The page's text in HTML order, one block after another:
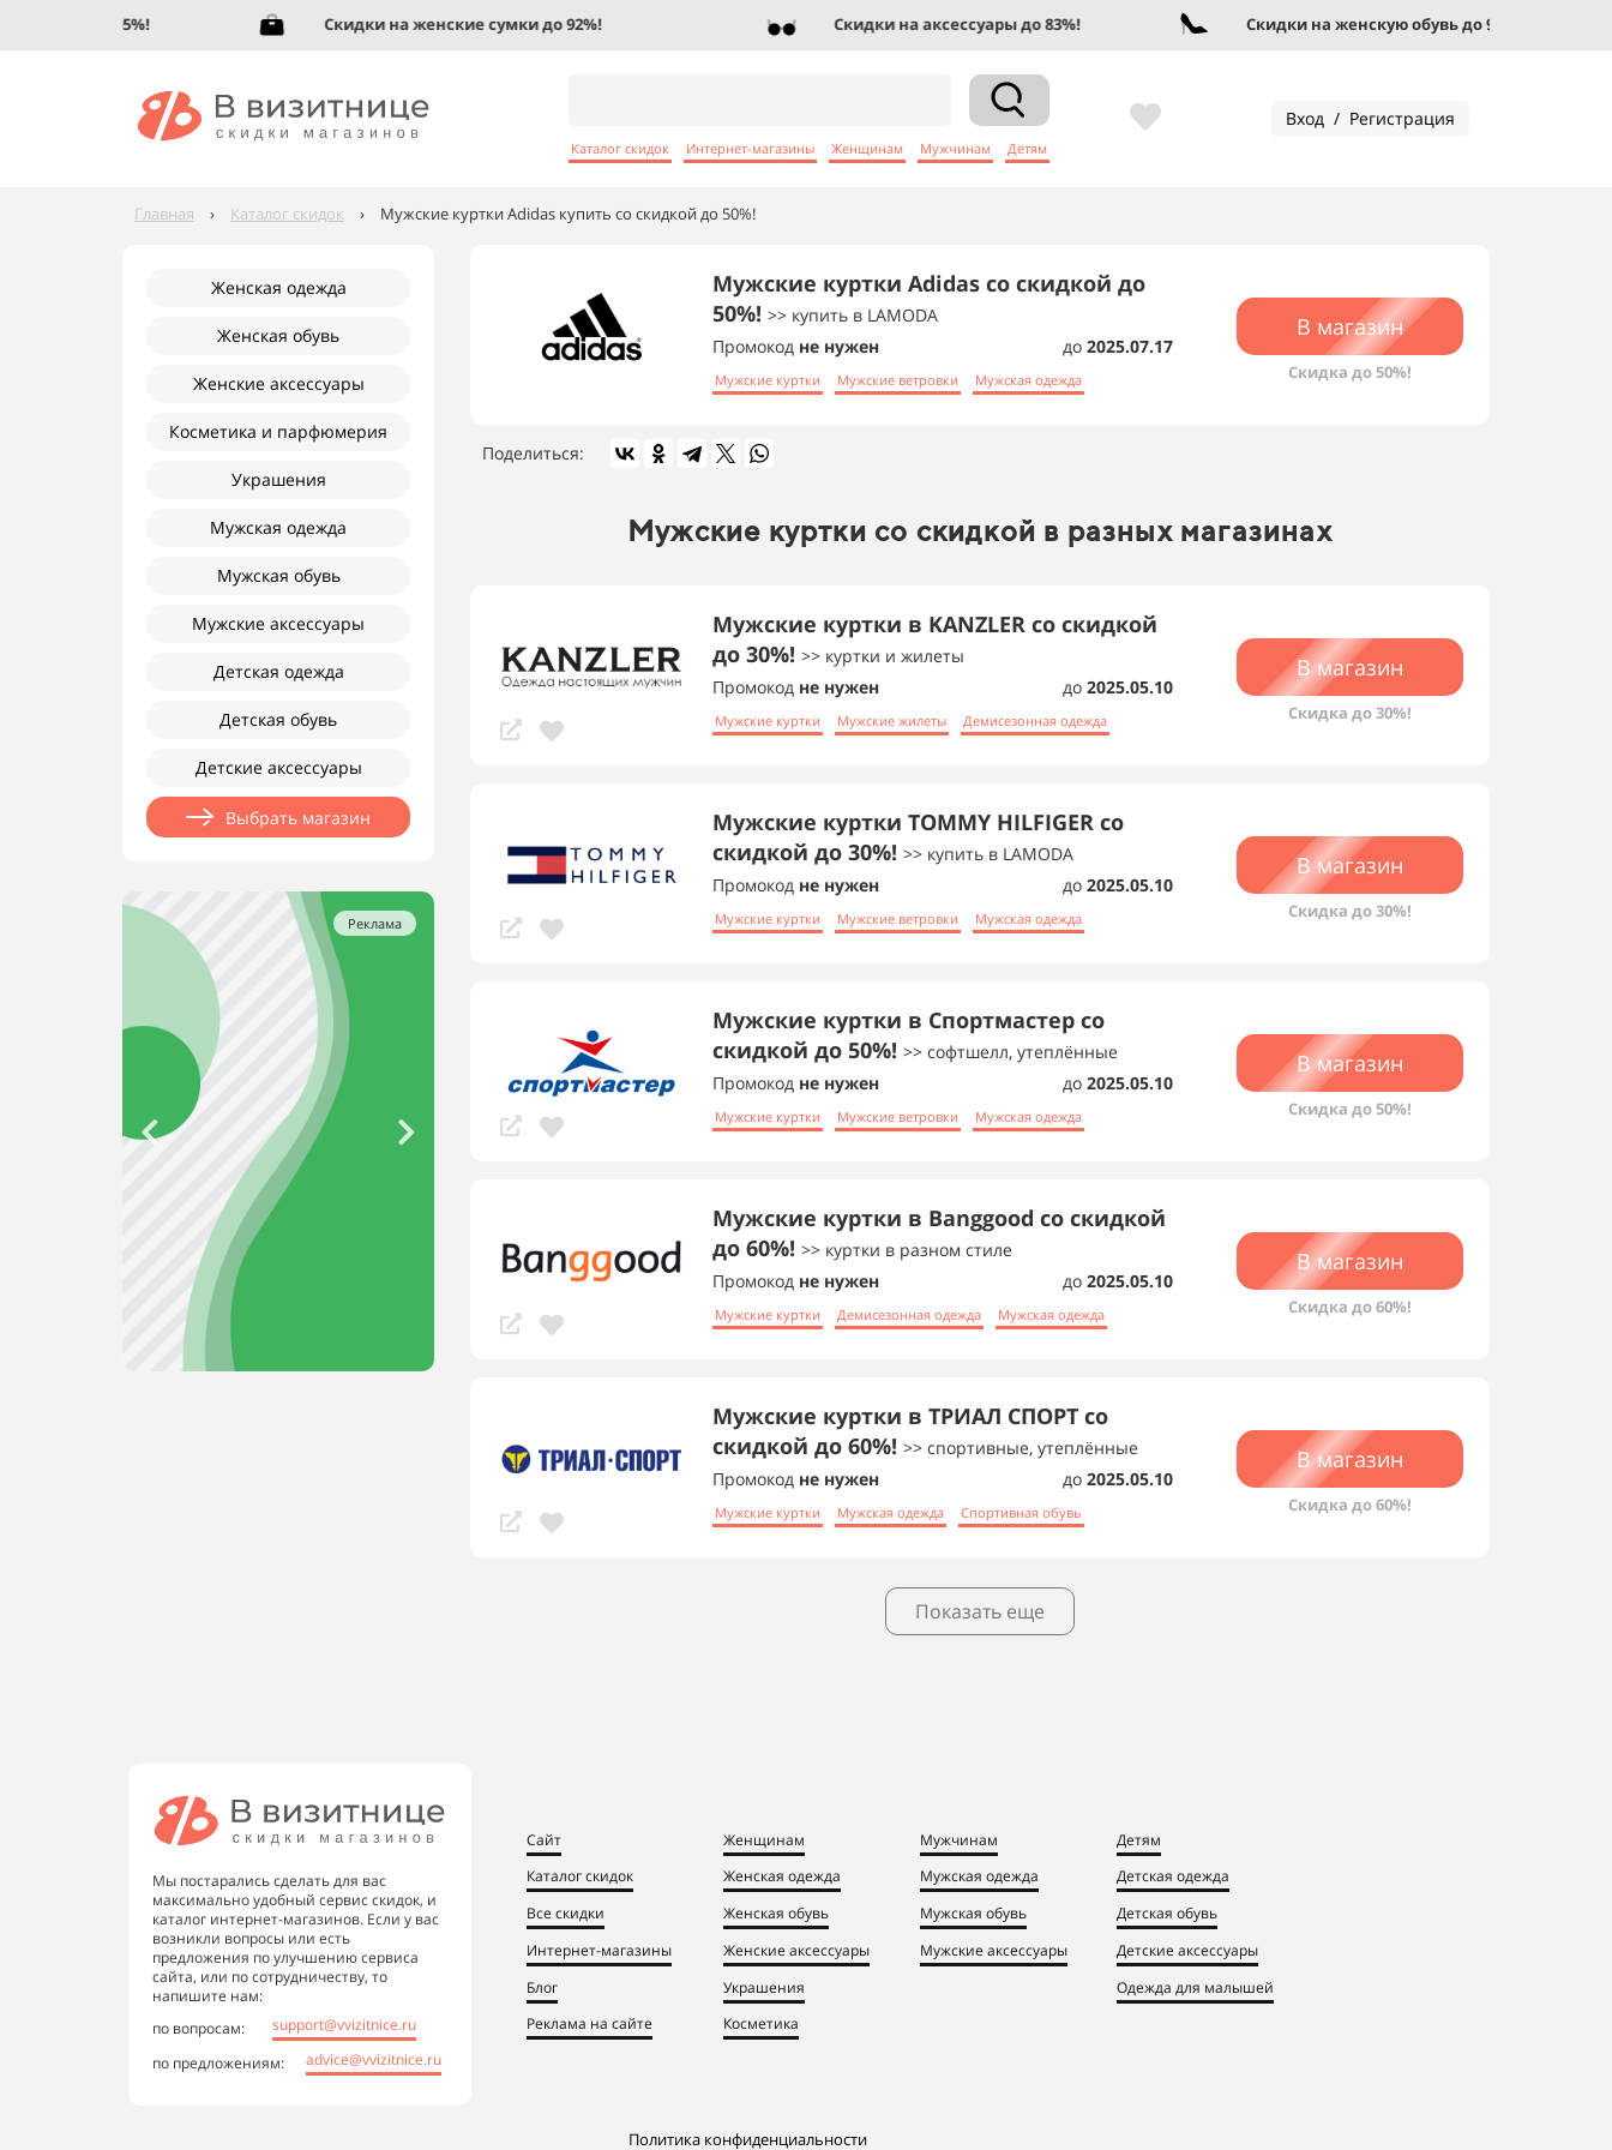
обувь до 95%! Скидки на женские сумки до 92%! Скидки на аксессуары до 83%! Скидки на женскую обувь до 95%!
Каталог скидок Интернет-магазины Женщинам Мужчинам Детям
Вход / Регистрация
Главная › Каталог скидок › Мужские куртки Adidas купить со скидкой до 50%!
Женская одежда
Женская обувь
Женские аксессуары
Косметика и парфюмерия
Украшения
Мужская одежда
Мужская обувь
Мужские аксессуары
Детская одежда
Детская обувь
Детские аксессуары
Выбрать магазин
Реклама
Мужские куртки Adidas со скидкой до
50%! >> купить в LAMODA
Промокод не нужен до 2025.07.17
Мужские куртки Мужские ветровки Мужская одежда
В магазин
Скидка до 50%!
Поделиться:
Мужские куртки со скидкой в разных магазинах
Мужские куртки в KANZLER со скидкой
до 30%! >> куртки и жилеты
Промокод не нужен до 2025.05.10
Мужские куртки Мужские жилеты Демисезонная одежда
В магазин
Скидка до 30%!
Мужские куртки TOMMY HILFIGER со
скидкой до 30%! >> купить в LAMODA
Промокод не нужен до 2025.05.10
Мужские куртки Мужские ветровки Мужская одежда
В магазин
Скидка до 30%!
Мужские куртки в Спортмастер со
скидкой до 50%! >> софтшелл, утеплённые
Промокод не нужен до 2025.05.10
Мужские куртки Мужские ветровки Мужская одежда
В магазин
Скидка до 50%!
Мужские куртки в Banggood со скидкой
до 60%! >> куртки в разном стиле
Промокод не нужен до 2025.05.10
Мужские куртки Демисезонная одежда Мужская одежда
В магазин
Скидка до 60%!
Мужские куртки в ТРИАЛ СПОРТ со
скидкой до 60%! >> спортивные, утеплённые
Промокод не нужен до 2025.05.10
Мужские куртки Мужская одежда Спортивная обувь
В магазин
Скидка до 60%!
Показать еще
Мы постарались сделать для вас
максимально удобный сервис скидок, и
каталог интернет-магазинов. Если у вас
возникли вопросы или есть
предложения по улучшению сервиса
сайта, или по сотрудничеству, то
напишите нам:
по вопросам:
support@vvizitnice.ru
по предложениям:
advice@vvizitnice.ru
Сайт
Каталог скидок
Все скидки
Интернет-магазины
Блог
Реклама на сайте
Женщинам
Женская одежда
Женская обувь
Женские аксессуары
Украшения
Косметика
Мужчинам
Мужская одежда
Мужская обувь
Мужские аксессуары
Детям
Детская одежда
Детская обувь
Детские аксессуары
Одежда для малышей
Политика конфиденциальности